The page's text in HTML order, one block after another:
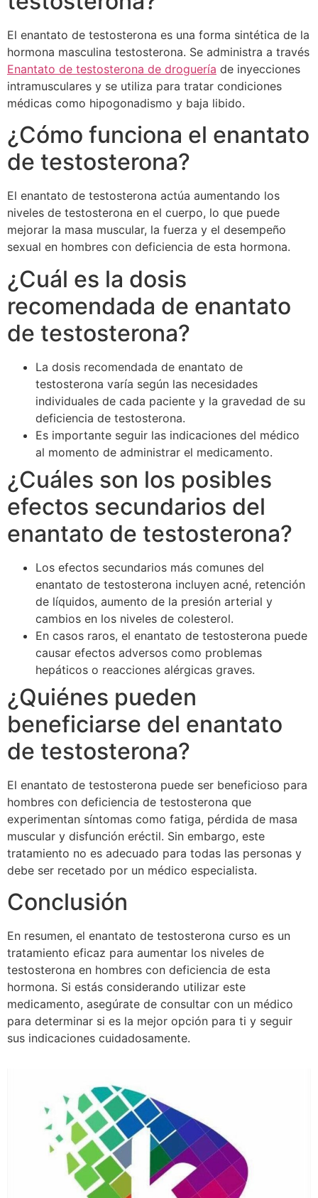
El enantato de testosterona es una forma sintética de la
hormona masculina testosterona. Se administra a través
Enantato de testosterona de droguería de inyecciones
intramusculares y se utiliza para tratar condiciones
médicas como hipogonadismo y baja libido.
¿Cómo funciona el enantato
de testosterona?
El enantato de testosterona actúa aumentando los
niveles de testosterona en el cuerpo, lo que puede
mejorar la masa muscular, la fuerza y el desempeño
sexual en hombres con deficiencia de esta hormona.
¿Cuál es la dosis
recomendada de enantato
de testosterona?
La dosis recomendada de enantato de
testosterona varía según las necesidades
individuales de cada paciente y la gravedad de su
deficiencia de testosterona.
Es importante seguir las indicaciones del médico
al momento de administrar el medicamento.
¿Cuáles son los posibles
efectos secundarios del
enantato de testosterona?
Los efectos secundarios más comunes del
enantato de testosterona incluyen acné, retención
de líquidos, aumento de la presión arterial y
cambios en los niveles de colesterol.
En casos raros, el enantato de testosterona puede
causar efectos adversos como problemas
hepáticos o reacciones alérgicas graves.
¿Quiénes pueden
beneficiarse del enantato
de testosterona?
El enantato de testosterona puede ser beneficioso para
hombres con deficiencia de testosterona que
experimentan síntomas como fatiga, pérdida de masa
muscular y disfunción eréctil. Sin embargo, este
tratamiento no es adecuado para todas las personas y
debe ser recetado por un médico especialista.
Conclusión
En resumen, el enantato de testosterona curso es un
tratamiento eficaz para aumentar los niveles de
testosterona en hombres con deficiencia de esta
hormona. Si estás considerando utilizar este
medicamento, asegúrate de consultar con un médico
para determinar si es la mejor opción para ti y seguir
sus indicaciones cuidadosamente.